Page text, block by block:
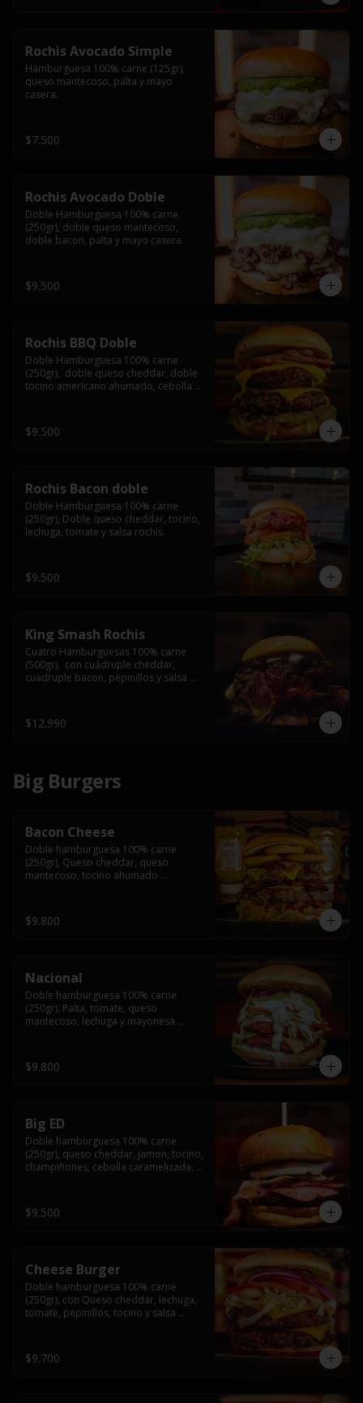
Rochis Avocado Simple
Hamburguesa 100% carne (125gr),
queso mantecoso, palta y mayo
casera.
$7.500
Rochis Avocado Doble
Doble Hamburguesa 100% carne
(250gr), doble queso mantecoso,
doble bacon, palta y mayo casera.
$9.500
Rochis BBQ Doble
Doble Hamburguesa 100% carne
(250gr),  doble queso cheddar, doble
tocino americano ahumado, cebolla
$9.500
Rochis Bacon doble
Doble Hamburguesa 100% carne
(250gr), Doble queso cheddar, tocino,
lechuga, tomate y salsa rochis.
$9.500
King Smash Rochis
Cuatro Hamburguesas 100% carne
(500gr),  con cuádruple cheddar,
cuadruple bacon, pepinillos y salsa
$12.990
Big Burgers
Bacon Cheese
Doble hamburguesa 100% carne
(250gr), Queso cheddar, queso
mantecoso, tocino ahumado
brioche y acompañado de papas
fritas.
$9.800
Nacional
Doble hamburguesa 100% carne
(250gr), Palta, tomate, queso
mantecoso, lechuga y mayonesa
$9.800
Big ED
Doble hamburguesa 100% carne
(250gr), queso cheddar, jamon, tocino,
champiñones, cebolla caramelizada,
$9.500
Cheese Burger
Doble hamburguesa 100% carne
(250gr), con Queso cheddar, lechuga,
tomate, pepinillos, tocino y salsa
$9.700